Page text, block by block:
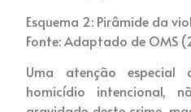
Esquema 2: Pirâmide da
Fonte: Adaptado de OMS
Uma atenção especial
homicídio intencional,